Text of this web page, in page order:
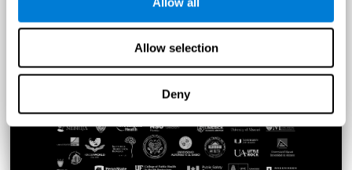
Allow selection
Deny
إذا كنت تهتمّ بإجراءبحث طبيعن بعض هذه المنتجاتاتّصل بنا